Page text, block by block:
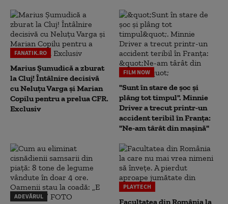
FANATIK.RO
Marius Şumudică a zburat
la Cluj! Întâlnire decisivă
cu Neluţu Varga şi Marian
Copilu pentru a prelua CFR.
Exclusiv
FILM NOW
"Sunt în stare de șoc și
plâng tot timpul". Minnie
Driver a trecut printr-un
accident teribil în Franța:
"Ne-am târât din mașină"
ADEVĂRUL
PLAYTECH
Facultatea din România la